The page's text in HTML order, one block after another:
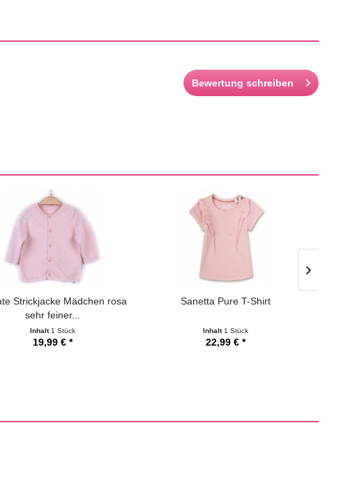
Bewertung schreiben
Strickjacke Mädchen rosa
sehr feiner...
Inhalt 1 Stück
19,99 € *
Sanetta Pure T-Shirt
Inhalt 1 Stück
22,99 € *